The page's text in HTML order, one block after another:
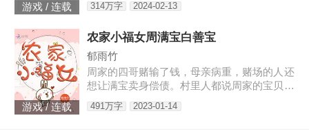
游戏 / 连载
她求负责。“你救了我，我以身相许。”三胞胎
鉴定，“乖，我是你们的亲爹。”顾念抚额，带
着三胞胎就跑路……外界传闻，商界霸主陆寒
沉被一个单亲妈妈缠上了，坐等顾念被甩。殊
不知霸总每晚都在哄：“乖，都怀上二胎...
314万字 2024-02-13
游戏 / 连载
农家小福女周满宝白善宝
郁雨竹
周家的四哥赌输了钱，母亲病重，赌场的人还
想让满宝卖身偿债。村里人都说周家的宝贝疙
瘩好日子到头了，老娘也握着满宝的小手哭唧
唧。满宝却手握系统，带着兄弟嫂子们开荒，
491万字 2023-01-14